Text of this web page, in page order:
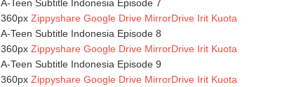
A-Teen Subtitle Indonesia Episode 7
360px Zippyshare Google Drive MirrorDrive Irit Kuota
A-Teen Subtitle Indonesia Episode 8
360px Zippyshare Google Drive MirrorDrive Irit Kuota
A-Teen Subtitle Indonesia Episode 9
360px Zippyshare Google Drive MirrorDrive Irit Kuota